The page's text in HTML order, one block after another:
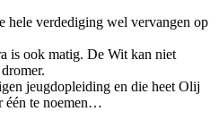
hele verdediging wel vervangen op
is ook matig. De Wit kan niet
jeugdopleiding en die heet Olij
één te noemen…